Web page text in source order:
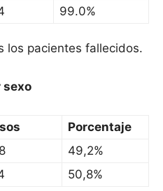
99.0%
los pacientes fallecidos.
sexo
Porcentaje
49,2%
50,8%